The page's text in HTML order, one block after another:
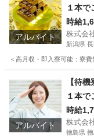
アルバイト
１本
時給
株式会
新潟県
＜高月収・即入寮可能：
工場
アルバイト
【待
１本
時給
株式会
徳島県